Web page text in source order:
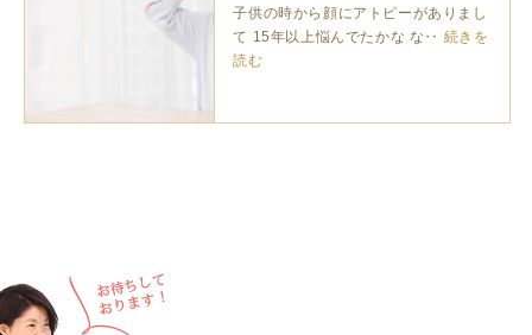
子供の時から顔にアトピーがありまし
て 15年以上悩んでたかな な‥ 続きを
読む